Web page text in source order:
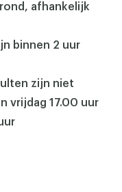
afhankelijk
binnen 2 uur
zijn niet
vrijdag 17.00 uur